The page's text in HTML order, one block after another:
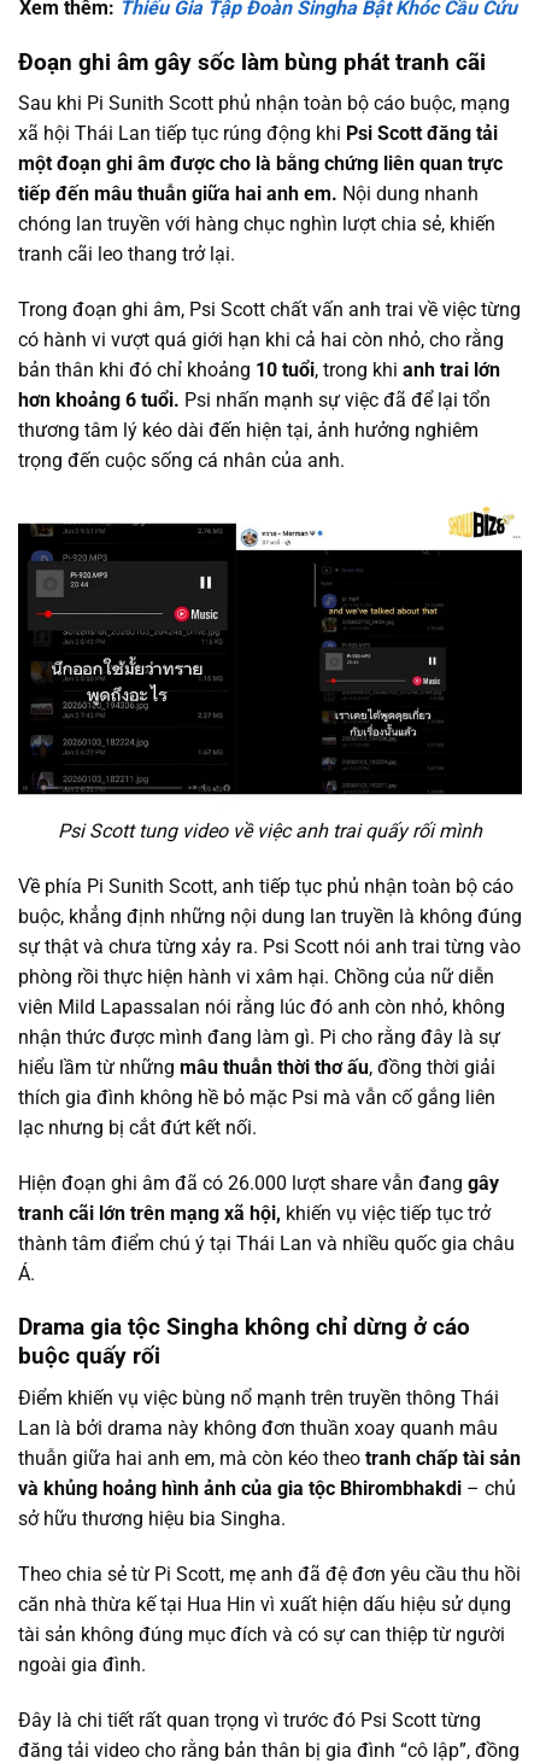
Xem thêm: Thiếu Gia Tập Đoàn Singha Bật Khóc Cầu Cứu
Đoạn ghi âm gây sốc làm bùng phát tranh cãi
Sau khi Pi Sunith Scott phủ nhận toàn bộ cáo buộc, mạng
xã hội Thái Lan tiếp tục rúng động khi Psi Scott đăng tải
một đoạn ghi âm được cho là bằng chứng liên quan trực
tiếp đến mâu thuẫn giữa hai anh em. Nội dung nhanh
chóng lan truyền với hàng chục nghìn lượt chia sẻ, khiến
tranh cãi leo thang trở lại.
Trong đoạn ghi âm, Psi Scott chất vấn anh trai về việc từng
có hành vi vượt quá giới hạn khi cả hai còn nhỏ, cho rằng
bản thân khi đó chỉ khoảng 10 tuổi, trong khi anh trai lớn
hơn khoảng 6 tuổi. Psi nhấn mạnh sự việc đã để lại tổn
thương tâm lý kéo dài đến hiện tại, ảnh hưởng nghiêm
trọng đến cuộc sống cá nhân của anh.
Psi Scott tung video về việc anh trai quấy rối mình
Về phía Pi Sunith Scott, anh tiếp tục phủ nhận toàn bộ cáo
buộc, khẳng định những nội dung lan truyền là không đúng
sự thật và chưa từng xảy ra. Psi Scott nói anh trai từng vào
phòng rồi thực hiện hành vi xâm hại. Chồng của nữ diễn
viên Mild Lapassalan nói rằng lúc đó anh còn nhỏ, không
nhận thức được mình đang làm gì. Pi cho rằng đây là sự
hiểu lầm từ những mâu thuẫn thời thơ ấu, đồng thời giải
thích gia đình không hề bỏ mặc Psi mà vẫn cố gắng liên
lạc nhưng bị cắt đứt kết nối.
Hiện đoạn ghi âm đã có 26.000 lượt share vẫn đang gây
tranh cãi lớn trên mạng xã hội, khiến vụ việc tiếp tục trở
thành tâm điểm chú ý tại Thái Lan và nhiều quốc gia châu
Á.
Drama gia tộc Singha không chỉ dừng ở cáo
buộc quấy rối
Điểm khiến vụ việc bùng nổ mạnh trên truyền thông Thái
Lan là bởi drama này không đơn thuần xoay quanh mâu
thuẫn giữa hai anh em, mà còn kéo theo tranh chấp tài sản
và khủng hoảng hình ảnh của gia tộc Bhirombhakdi – chủ
sở hữu thương hiệu bia Singha.
Theo chia sẻ từ Pi Scott, mẹ anh đã đệ đơn yêu cầu thu hồi
căn nhà thừa kế tại Hua Hin vì xuất hiện dấu hiệu sử dụng
tài sản không đúng mục đích và có sự can thiệp từ người
ngoài gia đình.
Đây là chi tiết rất quan trọng vì trước đó Psi Scott từng
đăng tải video cho rằng bản thân bị gia đình “cô lập”, đồng